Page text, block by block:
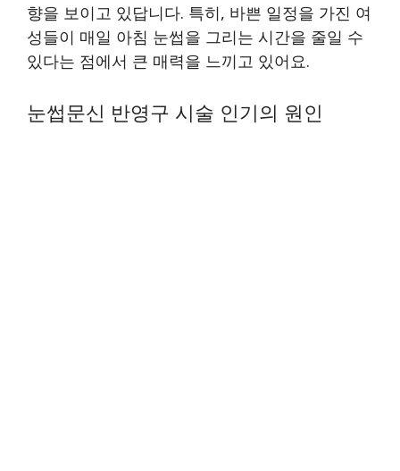
향을 보이고 있답니다. 특히, 바쁜 일정을 가진 여
성들이 매일 아침 눈썹을 그리는 시간을 줄일 수
있다는 점에서 큰 매력을 느끼고 있어요.
눈썹문신 반영구 시술 인기의 원인